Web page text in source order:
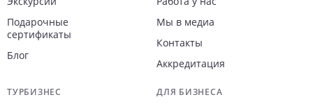
Подарочные
сертификаты
Блог
Мы в медиа
Контакты
Аккредитация
ТУРБИЗНЕС ДЛЯ БИЗНЕСА